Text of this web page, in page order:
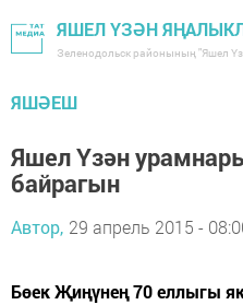
ЯШЕЛ ҮЗӘН
Зеленодольск районының "Яшел
ЯШӘЕШ
Яшел Үзән
байрагын
Автор, 29 апрель 2015 -
Бөек Җиңүнең 70 еллыгы